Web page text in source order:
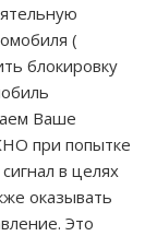
(
блокировку
Ваше
при попытке
в целях
оказывать
Это